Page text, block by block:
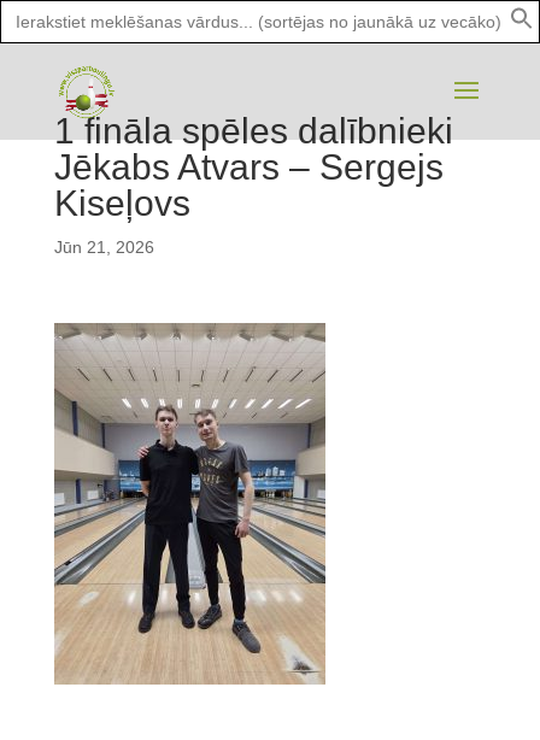
Search
for:
1 fināla spēles dalībnieki
Jēkabs Atvars – Sergejs
Kiseļovs
Jūn 21, 2026